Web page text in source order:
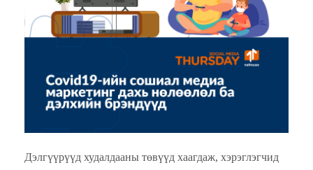
Дэлгүүрүүд худалдааны төвүүд хаагдаж, хэрэглэгчид